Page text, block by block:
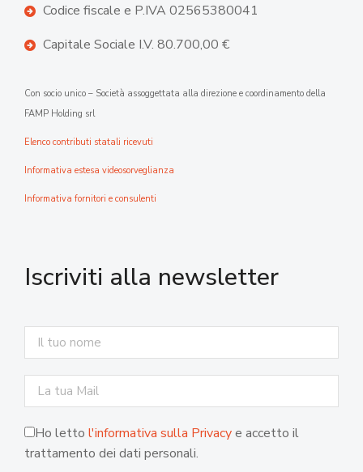
Codice fiscale e P.IVA 02565380041
Capitale Sociale I.V. 80.700,00 €
Con socio unico – Società assoggettata alla direzione e coordinamento della
FAMP Holding srl
Elenco contributi statali ricevuti
Informativa estesa videosorveglianza
Informativa fornitori e consulenti
Iscriviti alla newsletter
Ho letto l'informativa sulla Privacye accetto il
trattamento dei dati personali.